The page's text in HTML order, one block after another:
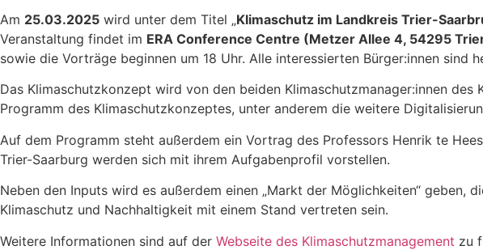
Am 25.03.2025 wird unter dem Titel „Klimaschutz im Landkreis Trier-
Veranstaltung findet im ERA Conference Centre (Metzer Allee 4, 54295
sowie die Vorträge beginnen um 18 Uhr. Alle interessierten Bürger:innen sind
Das Klimaschutzkonzept wird von den beiden Klimaschutzmanager:innen
Programm des Klimaschutzkonzeptes, unter anderem die weitere
Auf dem Programm steht außerdem ein Vortrag des Professors Henrik te
Trier-Saarburg werden sich mit ihrem Aufgabenprofil vorstellen.
Neben den Inputs wird es außerdem einen „Markt der Möglichkeiten“ geben,
Klimaschutz und Nachhaltigkeit mit einem Stand vertreten sein.
Weitere Informationen sind auf der Webseite des Klimaschutzmanagement zu